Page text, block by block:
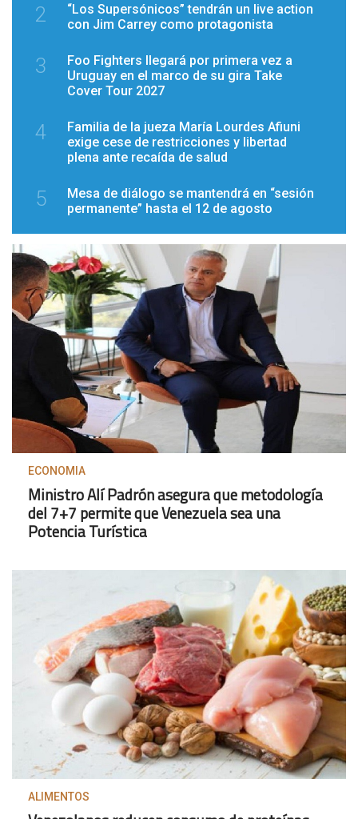
2
“Los Supersónicos” tendrán un live action
con Jim Carrey como protagonista
3
Foo Fighters llegará por primera vez a
Uruguay en el marco de su gira Take
Cover Tour 2027
4
Familia de la jueza María Lourdes Afiuni
exige cese de restricciones y libertad
plena ante recaída de salud
5
Mesa de diálogo se mantendrá en “sesión
permanente” hasta el 12 de agosto
ECONOMIA
Ministro Alí Padrón asegura que metodología
del 7+7 permite que Venezuela sea una
Potencia Turística
ALIMENTOS